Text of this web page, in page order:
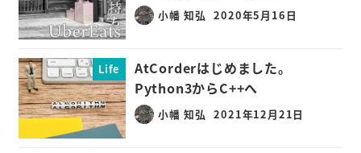
小幡 知弘 2020年5月16日
Life
AtCorderはじめました。
Python3からC++へ
小幡 知弘 2021年12月21日